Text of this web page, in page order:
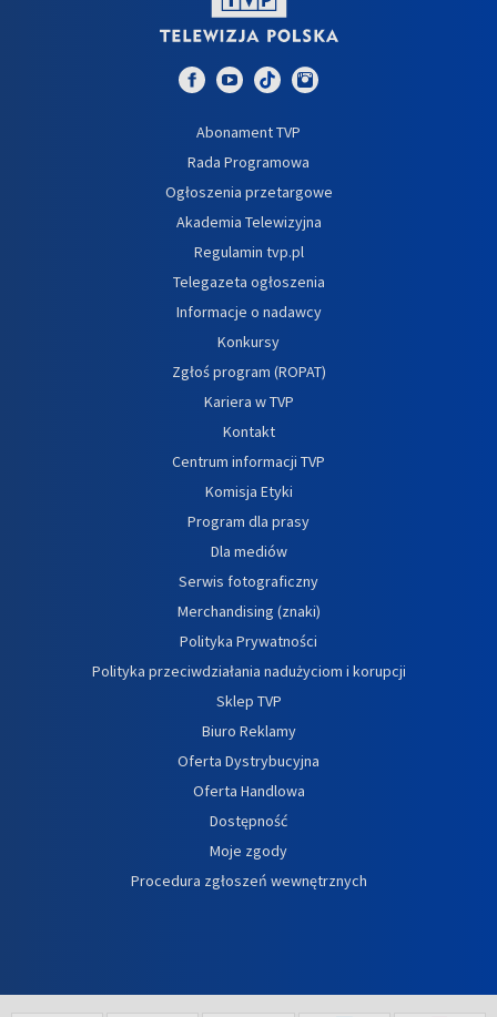
Abonament TVP
Rada Programowa
Ogłoszenia przetargowe
Akademia Telewizyjna
Regulamin tvp.pl
Telegazeta ogłoszenia
Informacje o nadawcy
Konkursy
Zgłoś program (ROPAT)
Kariera w TVP
Kontakt
Centrum informacji TVP
Komisja Etyki
Program dla prasy
Dla mediów
Serwis fotograficzny
Merchandising (znaki)
Polityka Prywatności
Polityka przeciwdziałania nadużyciom i korupcji
Sklep TVP
Biuro Reklamy
Oferta Dystrybucyjna
Oferta Handlowa
Dostępność
Moje zgody
Procedura zgłoszeń wewnętrznych